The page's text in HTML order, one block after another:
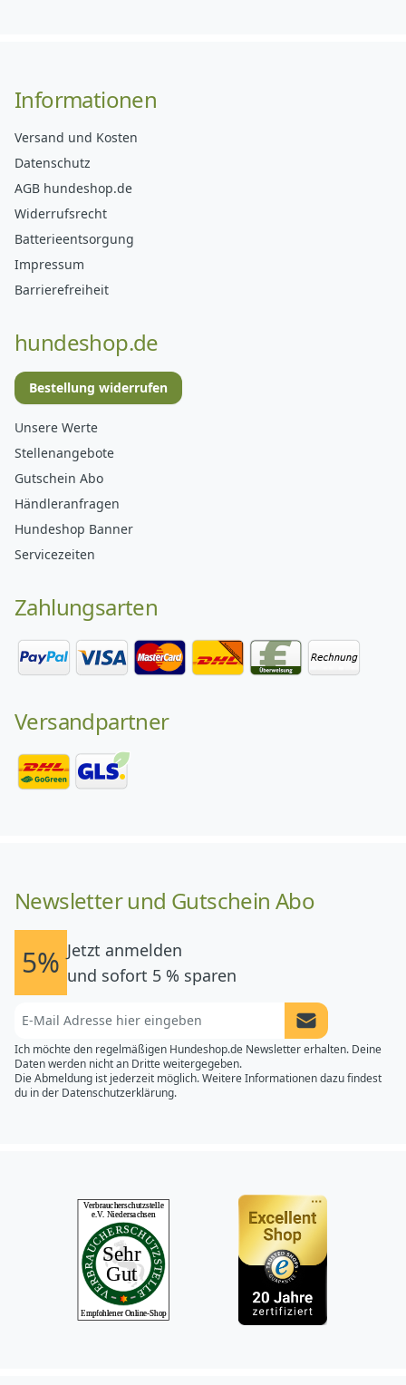
Informationen
Versand und Kosten
Datenschutz
AGB hundeshop.de
Widerrufsrecht
Batterieentsorgung
Impressum
Barrierefreiheit
hundeshop.de
Bestellung widerrufen
Unsere Werte
Stellenangebote
Gutschein Abo
Händleranfragen
Hundeshop Banner
Servicezeiten
Zahlungsarten
Versandpartner
Newsletter und Gutschein Abo
5% Jetzt anmelden
und sofort 5 % sparen
Newsletter
Ich möchte den regelmäßigen Hundeshop.de Newsletter erhalten. Deine
Daten werden nicht an Dritte weitergegeben.
Die Abmeldung ist jederzeit möglich. Weitere Informationen dazu findest
du in der Datenschutzerklärung.